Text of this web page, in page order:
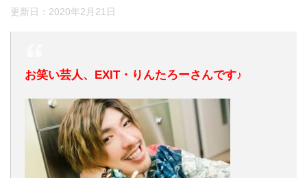
更新日： 2020年2月21日
お笑い芸人、EXIT・りんたろーさんです♪